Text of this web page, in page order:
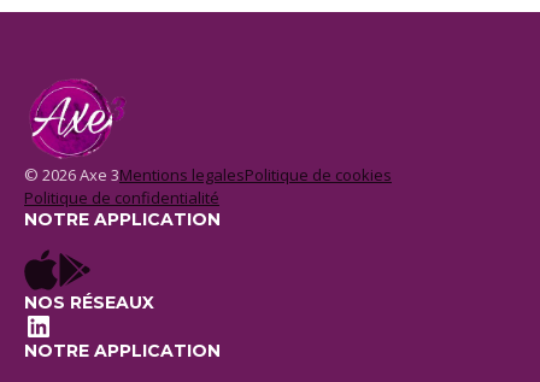
© 2026 Axe 3Mentions legalesPolitique de cookies
Politique de confidentialité
NOTRE APPLICATION
NOS RÉSEAUX
LinkedIn
NOTRE APPLICATION